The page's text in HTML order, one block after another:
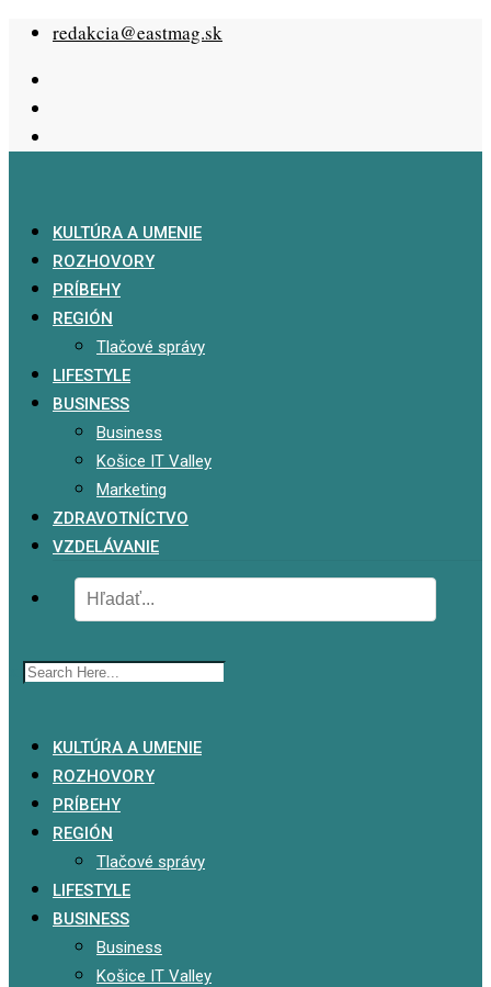
Skip
content
redakcia@eastmag.sk
KULTÚRA A UMENIE
ROZHOVORY
PRÍBEHY
REGIÓN
Tlačové správy
LIFESTYLE
BUSINESS
Business
Košice IT Valley
Marketing
ZDRAVOTNÍCTVO
VZDELÁVANIE
KULTÚRA A UMENIE
ROZHOVORY
PRÍBEHY
REGIÓN
Tlačové správy
LIFESTYLE
BUSINESS
Business
Košice IT Valley